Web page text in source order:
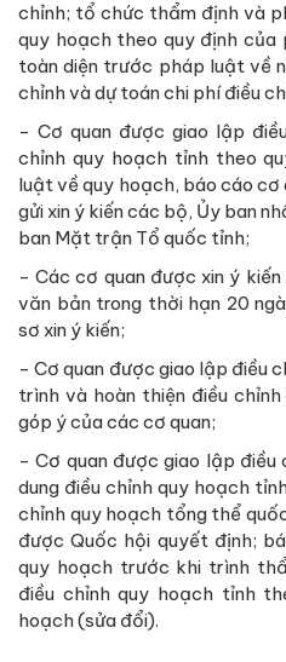
chỉnh; tổ chức thẩm định và
quy hoạch theo quy định
toàn diện trước pháp luật về
chỉnh và dự toán chi phí điều
- Cơ quan được giao lập
chỉnh quy hoạch tỉnh theo
luật về quy hoạch, báo cáo
gửi xin ý kiến các bộ, Ủy ban
ban Mặt trận Tổ quốc tỉnh;
- Các cơ quan được xin ý
văn bản trong thời hạn 20
sơ xin ý kiến;
- Cơ quan được giao lập điều
trình và hoàn thiện điều
góp ý của các cơ quan;
- Cơ quan được giao lập điều
dung điều chỉnh quy hoạch
chỉnh quy hoạch tổng thể
được Quốc hội quyết định;
quy hoạch trước khi trình
điều chỉnh quy hoạch tỉnh
hoạch (sửa đổi).